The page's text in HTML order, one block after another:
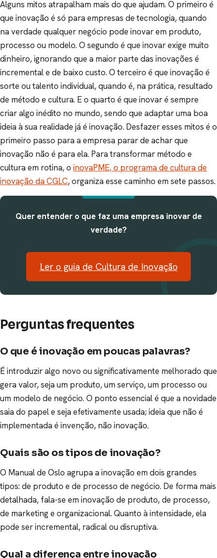
Alguns mitos atrapalham mais do que ajudam. O primeiro é
que inovação é só para empresas de tecnologia, quando
na verdade qualquer negócio pode inovar em produto,
processo ou modelo. O segundo é que inovar exige muito
dinheiro, ignorando que a maior parte das inovações é
incremental e de baixo custo. O terceiro é que inovação é
sorte ou talento individual, quando é, na prática, resultado
de método e cultura. E o quarto é que inovar é sempre
criar algo inédito no mundo, sendo que adaptar uma boa
ideia à sua realidade já é inovação. Desfazer esses mitos é o
primeiro passo para a empresa parar de achar que
inovação não é para ela. Para transformar método e
cultura em rotina, o inovaPME, o programa de cultura de
inovação da CGLC, organiza esse caminho em sete passos.
Quer entender o que faz uma empresa inovar de
verdade?
Ler o guia de Cultura de Inovação
Perguntas frequentes
O que é inovação em poucas palavras?
É introduzir algo novo ou significativamente melhorado que
gera valor, seja um produto, um serviço, um processo ou
um modelo de negócio. O ponto essencial é que a novidade
saia do papel e seja efetivamente usada; ideia que não é
implementada é invenção, não inovação.
Quais são os tipos de inovação?
O Manual de Oslo agrupa a inovação em dois grandes
tipos: de produto e de processo de negócio. De forma mais
detalhada, fala-se em inovação de produto, de processo,
de marketing e organizacional. Quanto à intensidade, ela
pode ser incremental, radical ou disruptiva.
Qual a diferença entre inovação